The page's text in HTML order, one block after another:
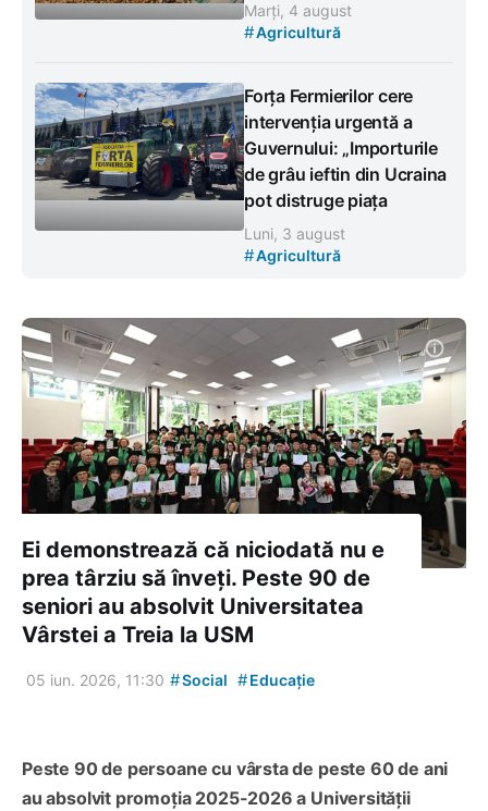
Marți, 4 august
#Agricultură
Forța Fermierilor cere
intervenția urgentă a
Guvernului: „Importurile
de grâu ieftin din Ucraina
pot distruge piața
Luni, 3 august
#Agricultură
Ei demonstrează că niciodată nu e
prea târziu să înveți. Peste 90 de
seniori au absolvit Universitatea
Vârstei a Treia la USM
05 iun. 2026, 11:30 #Social #Educație
Peste 90 de persoane cu vârsta de peste 60 de ani
au absolvit promoția 2025-2026 a Universității